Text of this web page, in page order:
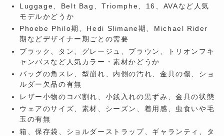
Luggage、Belt Bag、Triomphe、16、AVAなど人気
モデルかどうか
Phoebe Philo期、Hedi Slimane期、Michael Rider
期などデザイナー期ごとの需要
ブラック、タン、グレージュ、ブラウン、トリオンフキ
ャンバスなど人気カラー・素材かどうか
バッグの角スレ、型崩れ、内側の汚れ、金具の傷、ショ
ルダー欠品の有無
レザー小物のコバ割れ、小銭入れの黒ずみ、金具の状態
ウェアのサイズ、素材、シーズン、着用感、虫食いや毛
玉の有無
箱、保存袋、ショルダーストラップ、ギャランティ、タ